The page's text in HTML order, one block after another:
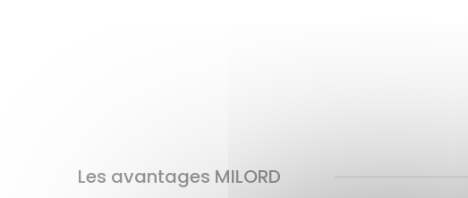
Les avantages MILORD